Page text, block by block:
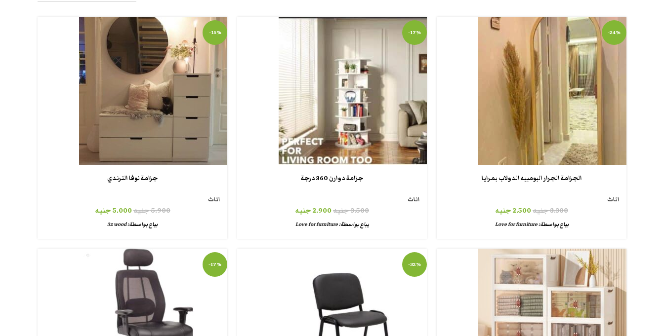
-24%
الجزامة الجرار البومبيه الدولاب بمرايا
اثاث
3.300جنيه2.500جنيه
يباع بواسطة:Love for furniture
-17%
جزامة دوارن 360 درجة
اثاث
3.500جنيه2.900جنيه
يباع بواسطة:Love for furniture
-15%
جزامة نوفا الترندي
اثاث
5.900جنيه5.000جنيه
يباع بواسطة:3z wood
-32%
-17%